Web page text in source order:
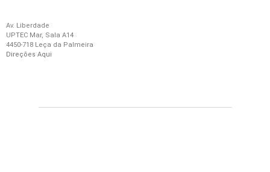
Av. Liberdade
UPTEC Mar, Sala A14
4450-718 Leça da Palmeira
Direções Aqui